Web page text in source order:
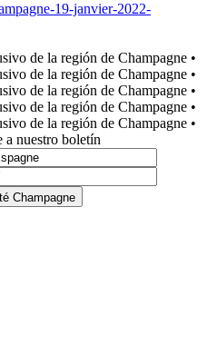
19-janvier-2022-
de la región de Champagne •
de la región de Champagne •
de la región de Champagne •
de la región de Champagne •
de la región de Champagne •
a nuestro boletín
Champagne